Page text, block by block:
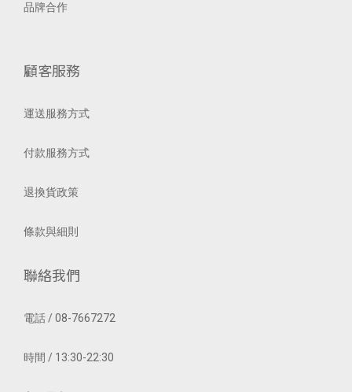
品牌合作
顧客服務
運送服務方式
付款服務方式
退換貨政策
條款與細則
聯絡我們
電話 / 08-7667272
時間 / 13:30-22:30